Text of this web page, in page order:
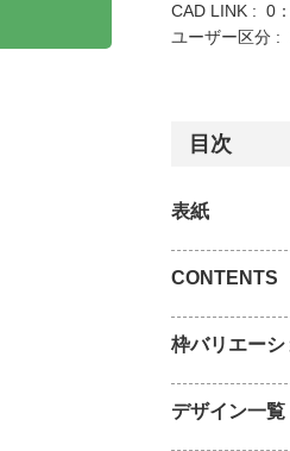
CAD LINK : 0
ユーザー区分 :
目次
表紙
CONTENTS
枠バリエーシ
デザイン一覧